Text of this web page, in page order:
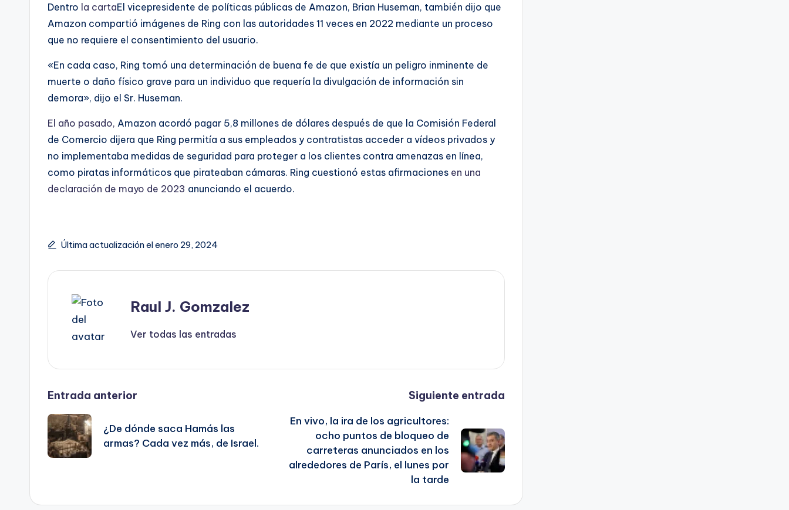
Dentro la cartaEl vicepresidente de políticas públicas de Amazon, Brian Huseman, también dijo que
Amazon compartió imágenes de Ring con las autoridades 11 veces en 2022 mediante un proceso
que no requiere el consentimiento del usuario.
«En cada caso, Ring tomó una determinación de buena fe de que existía un peligro inminente de
muerte o daño físico grave para un individuo que requería la divulgación de información sin
demora», dijo el Sr. Huseman.
El año pasado, Amazon acordó pagar 5,8 millones de dólares después de que la Comisión Federal
de Comercio dijera que Ring permitía a sus empleados y contratistas acceder a vídeos privados y
no implementaba medidas de seguridad para proteger a los clientes contra amenazas en línea,
como piratas informáticos que pirateaban cámaras. Ring cuestionó estas afirmaciones en una
declaración de mayo de 2023 anunciando el acuerdo.
Última actualización el enero 29, 2024
Raul J. Gomzalez
Ver todas las entradas
Navegación
de
entradas
Entrada anterior
¿De dónde saca Hamás las
armas? Cada vez más, de Israel.
Siguiente entrada
En vivo, la ira de los agricultores:
ocho puntos de bloqueo de
carreteras anunciados en los
alrededores de París, el lunes por
la tarde